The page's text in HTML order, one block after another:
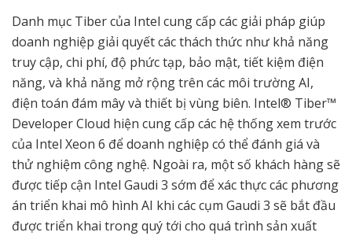
Danh mục Tiber của Intel cung cấp các giải pháp giúp
doanh nghiệp giải quyết các thách thức như khả năng
truy cập, chi phí, độ phức tạp, bảo mật, tiết kiệm điện
năng, và khả năng mở rộng trên các môi trường AI,
điện toán đám mây và thiết bị vùng biên. Intel® Tiber™
Developer Cloud hiện cung cấp các hệ thống xem trước
của Intel Xeon 6 để doanh nghiệp có thể đánh giá và
thử nghiệm công nghệ. Ngoài ra, một số khách hàng sẽ
được tiếp cận Intel Gaudi 3 sớm để xác thực các phương
án triển khai mô hình AI khi các cụm Gaudi 3 sẽ bắt đầu
được triển khai trong quý tới cho quá trình sản xuất